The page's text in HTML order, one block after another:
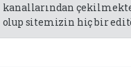
kanallarından
olup sitemizin hiç bir